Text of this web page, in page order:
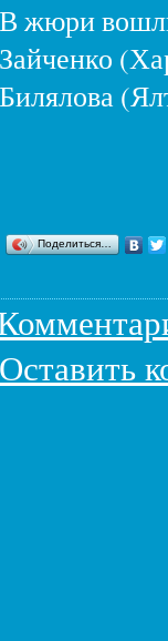
В жюри
Зайченко
Билялова
Поделиться…
Оставить